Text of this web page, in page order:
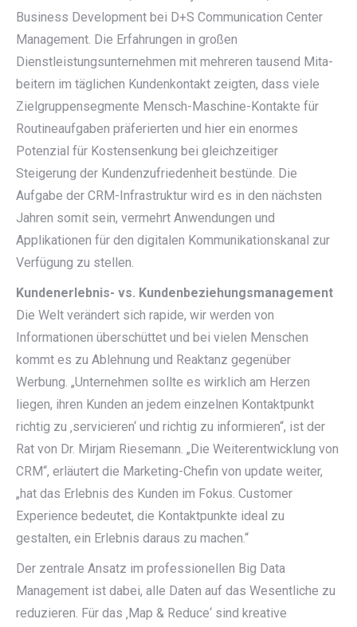
Business Development bei D+S Communication Center
Management. Die Erfahrungen in großen
Dienstleistungsunternehmen mit mehreren tausend Mita-
beitern im täglichen Kundenkontakt zeigten, dass viele
Zielgruppensegmente Mensch-Maschine-Kontakte für
Routineaufgaben präferierten und hier ein enormes
Potenzial für Kostensenkung bei gleichzeitiger
Steigerung der Kundenzufriedenheit bestünde. Die
Aufgabe der CRM-Infrastruktur wird es in den nächsten
Jahren somit sein, vermehrt Anwendungen und
Applikationen für den digitalen Kommunikationskanal zur
Verfügung zu stellen.
Kundenerlebnis- vs. Kundenbeziehungsmanagement
Die Welt verändert sich rapide, wir werden von
Informationen überschüttet und bei vielen Menschen
kommt es zu Ablehnung und Reaktanz gegenüber
Werbung. „Unternehmen sollte es wirklich am Herzen
liegen, ihren Kunden an jedem einzelnen Kontaktpunkt
richtig zu ‚servicieren‘ und richtig zu informieren“, ist der
Rat von Dr. Mirjam Riesemann. „Die Weiterentwicklung von
CRM“, erläutert die Marketing-Chefin von update weiter,
„hat das Erlebnis des Kunden im Fokus. Customer
Experience bedeutet, die Kontaktpunkte ideal zu
gestalten, ein Erlebnis daraus zu machen.“
Der zentrale Ansatz im professionellen Big Data
Management ist dabei, alle Daten auf das Wesentliche zu
reduzieren. Für das ‚Map & Reduce‘ sind kreative